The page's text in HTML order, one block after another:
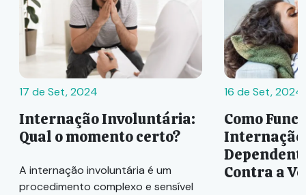
17 de Set, 2024
Internação Involuntária:
Qual o momento certo?
A internação involuntária é um
procedimento complexo e sensível
16 de Set, 2024
Como
Internação
Contra a